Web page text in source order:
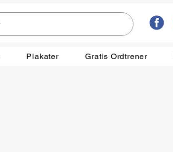
Plakater Gratis Ordtrener